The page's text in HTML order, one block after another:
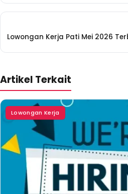
Lowongan Kerja Pati Mei 2026
Artikel Terkait
Lowongan Kerja